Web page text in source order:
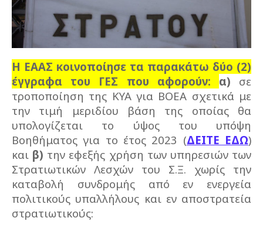
Η ΕΑΑΣ κοινοποίησε τα παρακάτω δύο (2)
έγγραφα του ΓΕΣ που αφορούν: α) σε
τροποποίηση της ΚΥΑ για ΒΟΕΑ σχετικά με
την τιμή μεριδίου βάση της οποίας θα
υπολογίζεται το ύψος του υπόψη
Βοηθήματος για το έτος 2023 (ΔΕΙΤΕ ΕΔΩ)
και β) την εφεξής χρήση των υπηρεσιών των
Στρατιωτικών Λεσχών του Σ.Ξ. χωρίς την
καταβολή συνδρομής από εν ενεργεία
πολιτικούς υπαλλήλους και εν αποστρατεία
στρατιωτικούς: